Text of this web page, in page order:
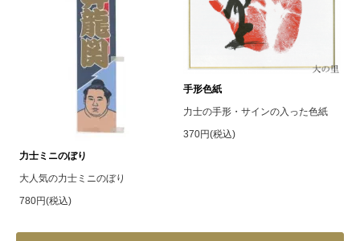
力士ミニのぼり
大人気の力士ミニのぼり
780円(税込)
手形色紙
力士の手形・サインの入った色紙
370円(税込)